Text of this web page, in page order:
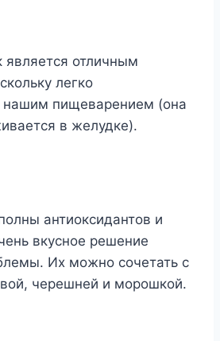
является отличным
легко
нашим пищеварением (она
в желудке).
антиоксидантов и
вкусное решение
Их можно сочетать с
черешней и морошкой.